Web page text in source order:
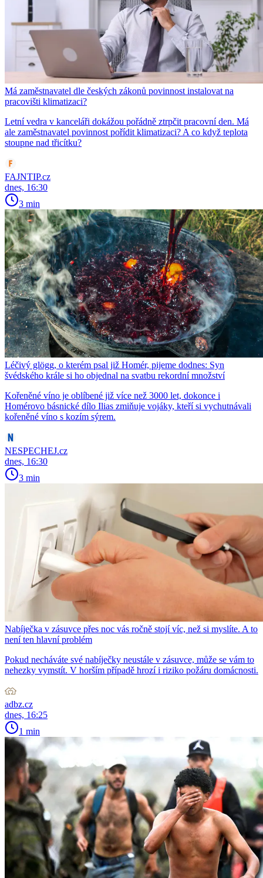
Má zaměstnavatel dle českých zákonů povinnost instalovat na
pracovišti klimatizaci?
Letní vedra v kanceláři dokážou pořádně ztrpčit pracovní den. Má
ale zaměstnavatel povinnost pořídit klimatizaci? A co když teplota
stoupne nad třicítku?
FAJNTIP.cz
dnes, 16:30
3 min
Léčivý glögg, o kterém psal již Homér, pijeme dodnes: Syn
švédského krále si ho objednal na svatbu rekordní množství
Kořeněné víno je oblíbené již více než 3000 let, dokonce i
Homérovo básnické dílo Ilias zmiňuje vojáky, kteří si vychutnávali
kořeněné víno s kozím sýrem.
NESPECHEJ.cz
dnes, 16:30
3 min
Nabíječka v zásuvce přes noc vás ročně stojí víc, než si myslíte. A to
není ten hlavní problém
Pokud necháváte své nabíječky neustále v zásuvce, může se vám to
nehezky vymstít. V horším případě hrozí i riziko požáru domácnosti.
adbz.cz
dnes, 16:25
1 min